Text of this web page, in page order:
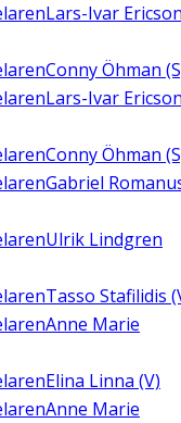
Lars-Ivar
Conny Öhman
Lars-Ivar
Conny Öhman
Gabriel
Ulrik Lindgren
Tasso Stafilidis
Anne Marie
Elina Linna (V)
Anne Marie